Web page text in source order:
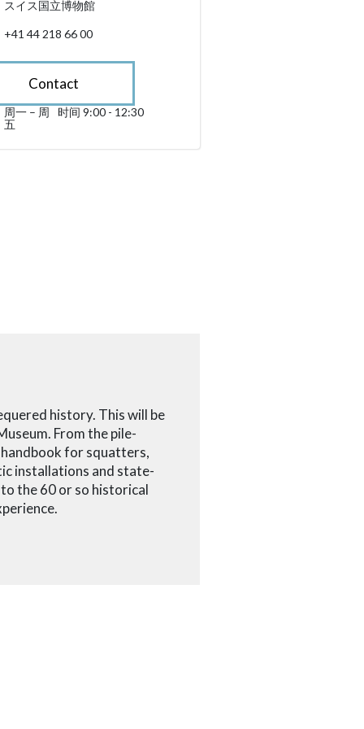
スイス国立博物館
+41 44 218 66 00
Contact
only.opening_hours
星期一 till 星期五 09:00 - 12:30
周一 – 周
五
时间 9:00 - 12:30
history. This will be
From the pile-
for squatters,
installations and state-
the 60 or so historical